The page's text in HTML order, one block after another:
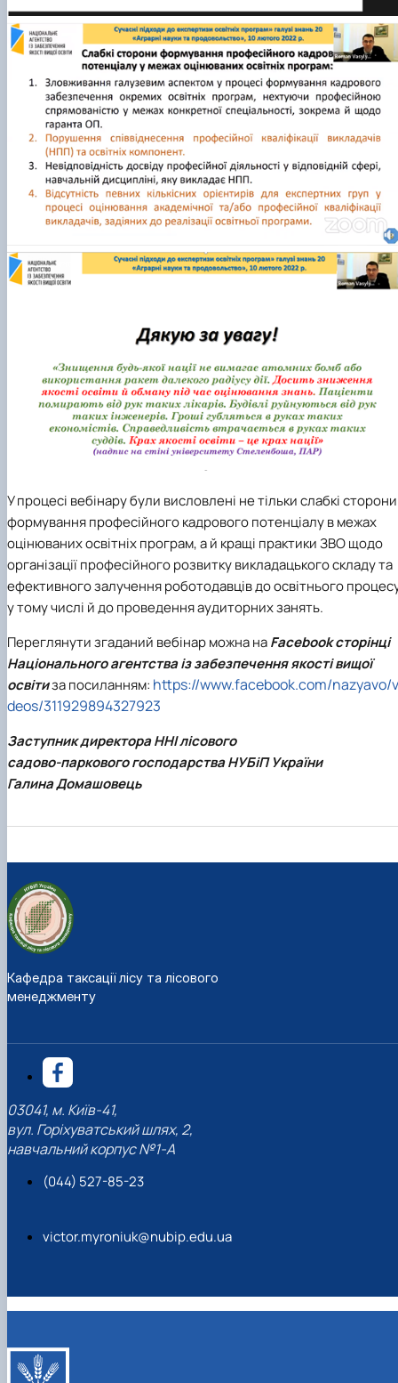
У процесі вебінару були висловлені не тільки слабкі сторони
формування професійного кадрового потенціалу в межах
оцінюваних освітніх програм, а й кращі практики ЗВО щодо
організації професійного розвитку викладацького складу та
ефективного залучення роботодавців до освітнього
у тому числі й до проведення аудиторних занять.
Переглянути згаданий вебінар можна наFacebook сторінці
Національного агентства із забезпечення якості вищої
освітиза посиланням: https://www.facebook.com/nazyavo/
deos/311929894327923
Заступник директора ННІ лісового
садово-паркового господарства НУБіП України
Галина Домашовець
Кафедра таксації лісу та лісового
менеджменту
03041, м. Київ-41,
вул. Горіхуватський шлях, 2,
навчальний корпус №1-А
(044) 527-85-23
victor.myroniuk@nubip.edu.ua